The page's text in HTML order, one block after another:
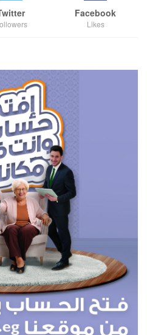
Facebook
Likes